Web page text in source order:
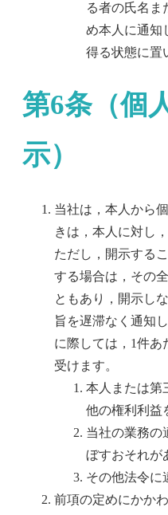
る者の氏名ま
め本人に通知
得る状態に置
第6条（個
示）
当社は，本人から
きは，本人に対し
ただし，開示する
する場合は，その
ともあり，開示し
旨を遅滞なく通知
に際しては，1件あ
受けます。
本人または第
他の権利利益
当社の業務の
ぼすおそれが
その他法令に
前項の定めにかか